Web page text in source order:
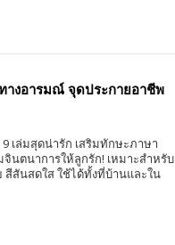
งอารมณ์ จุดประกายอาชีพ
เล่มสุดน่ารัก เสริมทักษะภาษา
นตนาการให้ลูกรัก! เหมาะสำหรับ
สีสันสดใส ใช้ได้ทั้งที่บ้านและใน